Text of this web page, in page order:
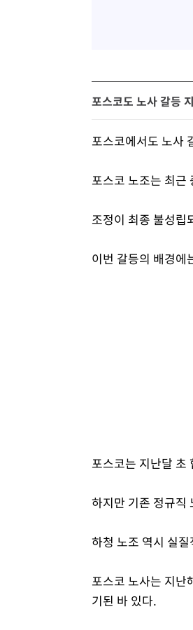
포스코도 노사 갈등
포스코에서도 노사
포스코 노조는 최근
조정이 최종 불성립
이번 갈등의 배경에
포스코는 지난달 초
하지만 기존 정규직
하청 노조 역시 실
포스코 노사는 지난
기된 바 있다.